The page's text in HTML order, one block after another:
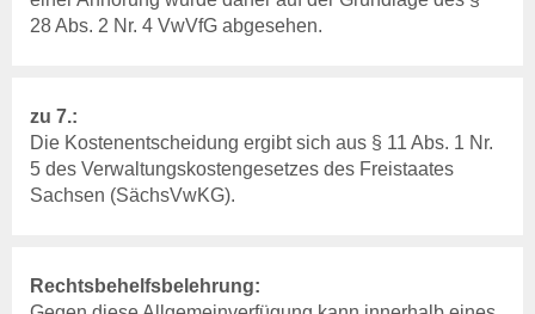
28 Abs. 2 Nr. 4 VwVfG abgesehen.
zu 7.:
Die Kostenentscheidung ergibt sich aus § 11 Abs. 1 Nr.
5 des Verwaltungskostengesetzes des Freistaates
Sachsen (SächsVwKG).
Rechtsbehelfsbelehrung: